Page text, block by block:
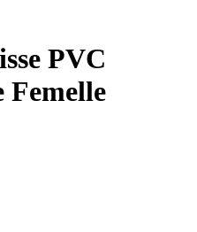
PVC
Femelle